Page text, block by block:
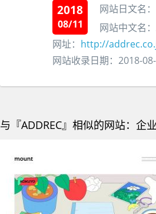
2018
08/11
网站日文名：
网站中文名
网址： http://
网站收录日期：2018-
与『ADDREC』相似的网站：企